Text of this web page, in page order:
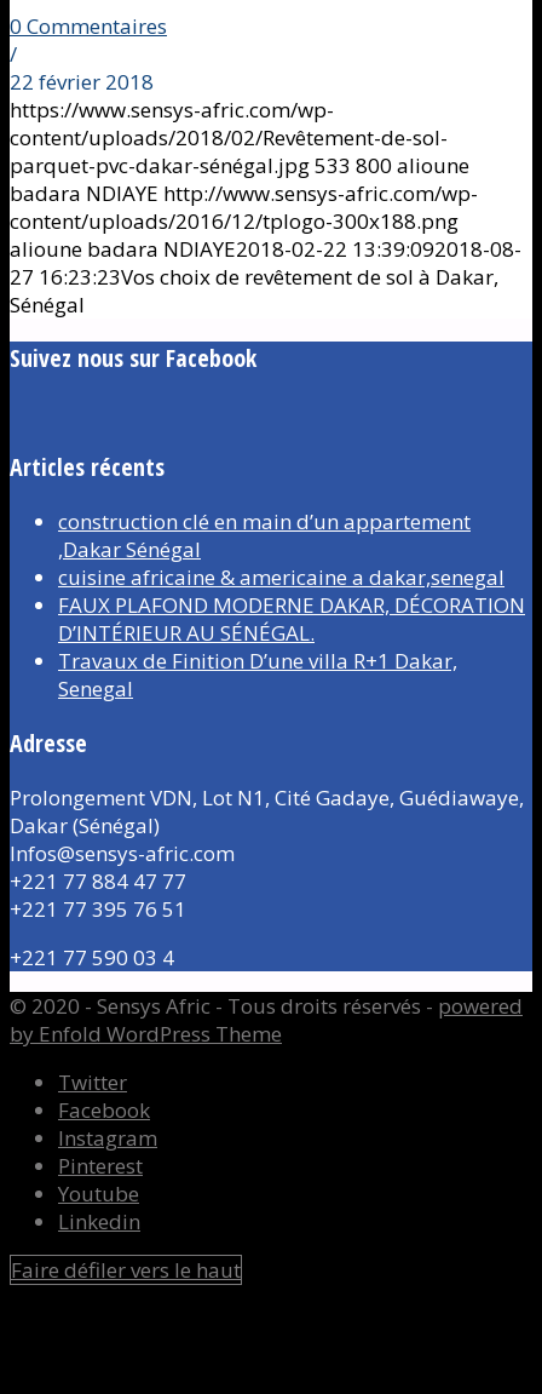
0 Commentaires
/
22 février 2018
https://www.sensys-afric.com/wp-
content/uploads/2018/02/Revêtement-de-sol-
parquet-pvc-dakar-sénégal.jpg533 800 alioune
badara NDIAYE http://www.sensys-afric.com/wp-
content/uploads/2016/12/tplogo-300x188.png
alioune badara NDIAYE2018-02-22 13:39:092018-08-
27 16:23:23Vos choix de revêtement de sol à Dakar,
Sénégal
Suivez nous sur Facebook
Articles récents
construction clé en main d’un appartement
,Dakar Sénégal
cuisine africaine & americaine a dakar,senegal
FAUX PLAFOND MODERNE DAKAR, DÉCORATION
D’INTÉRIEUR AU SÉNÉGAL.
Travaux de Finition D’une villa R+1 Dakar,
Senegal
Adresse
Prolongement VDN, Lot N1, Cité Gadaye, Guédiawaye,
Dakar (Sénégal)
Infos@sensys-afric.com
+221 77 884 47 77
+221 77 395 76 51
+221 77 590 03 4
© 2020 - Sensys Afric - Tous droits réservés - powered
by Enfold WordPress Theme
Twitter
Facebook
Instagram
Pinterest
Youtube
Linkedin
Faire défiler vers le haut